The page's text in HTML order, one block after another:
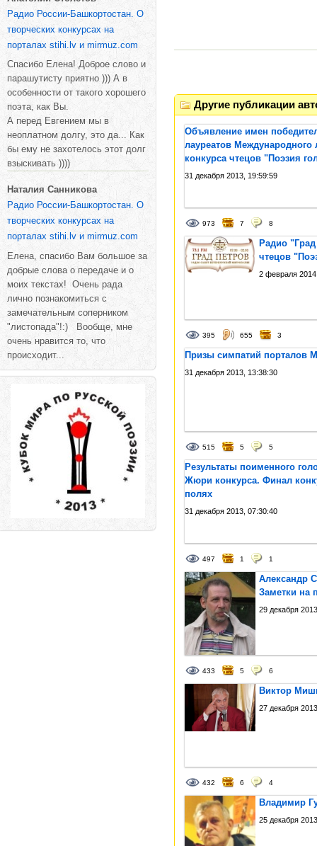
Радио России-Башкортостан. О
творческих конкурсах на
порталах stihi.lv и mirmuz.com
Спасибо Елена! Доброе слово и
парашутисту приятно ))) А в
особенности от такого хорошего
поэта, как Вы.
А перед Евгением мы в
неоплатном долгу, это да... Как
бы ему не захотелось этот долг
взыскивать ))))
Наталия Санникова
Радио России-Башкортостан. О
творческих конкурсах на
порталах stihi.lv и mirmuz.com
Елена, спасибо Вам большое за
добрые слова о передаче и о
моих текстах! Очень рада
лично познакомиться с
замечательным соперником
"листопада"!:) Вообще, мне
очень нравится то, что
происходит...
Другие публикации
Объявление имен
лауреатов Международного
конкурса чтецов "Поэзия
31 декабря 2013, 19:59:59
973 7 8
Радио
чтецов
2 февраля
395 655 3
Призы симпатий порталов
31 декабря 2013, 13:38:30
515 5 5
Результаты поименного
Жюри конкурса. Финал
полях
31 декабря 2013, 07:30:40
497 1 1
Александр
Заметки на
29 декабря
433 5 6
Виктор
27 декабря
432 6 4
Владимир
25 декабря